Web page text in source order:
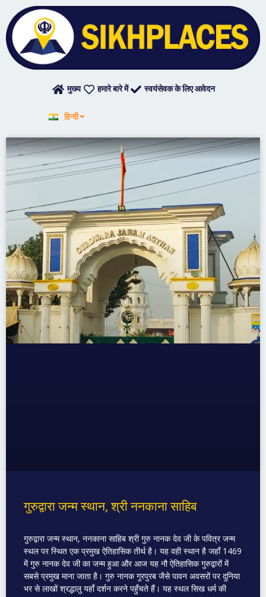
content
मुख्य हमारे बारे में स्वयंसेवक के लिए आवेदन
हिन्दी
ਪੰਜਾਬੀ
गुरुद्वारा जन्म स्थान, श्री ननकाना साहिब
गुरुद्वारा जन्म स्थान, ननकाना साहिब श्री गुरु नानक देव जी के पवित्र जन्म
स्थल पर स्थित एक प्रमुख ऐतिहासिक तीर्थ है। यह वही स्थान है जहाँ 1469
में गुरु नानक देव जी का जन्म हुआ और आज यह नौ ऐतिहासिक गुरुद्वारों में
सबसे प्रमुख माना जाता है। गुरु नानक गुरपुरब जैसे पावन अवसरों पर दुनिया
भर से लाखों श्रद्धालु यहाँ दर्शन करने पहुँचते हैं। यह स्थल सिख धर्म की